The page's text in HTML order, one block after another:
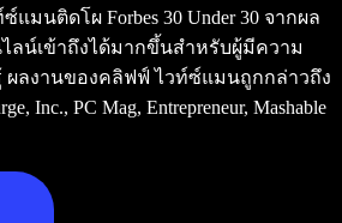
แมนติดโผ Forbes 30 Under 30 จากผล
ลน์เข้าถึงได้มากขึ้นสำหรับผู้มีความ
ผลงานของคลิฟฟ์ ไวท์ซ์แมนถูกกล่าวถึง
Inc., PC Mag, Entrepreneur, Mashable